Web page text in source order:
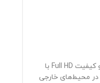
همان‌طور که از نام سری پاویلیون ۱۵-ac می‌توان حدس زد، این محصول به یک صفحه‌نمایش ۱۵.6اینچی مجهز است. شرکت HP در ساخت این صفحه‌نمایش از پنل TN با نور پس‌زمینه‌ی LED و کیفیت Full HD با
محیط‌های خارجی